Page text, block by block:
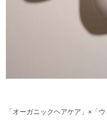
「オーガニックヘアケア」×「